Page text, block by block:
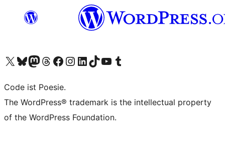
Das X-Konto (früher Twitter) von WordPress.org besuchen
Das Bluesky-Konto von WordPress.org besuchen
Das Mastodon-Konto von WordPress.org besuchen
Das Threads-Konto von WordPress.org besuchen
Die Facebook-Seite von WordPress.org besuchen
Das Instagram-Konto von WordPress.org besuchen
Das LinkedIn-Konto von WordPress.org besuchen
Das TikTok-Konto von WordPress.org besuchen
Den YouTube-Kanal von WordPress.org besuchen
Das Tumblr-Konto von WordPress.org besuchen
Code ist Poesie.
The WordPress® trademark is the intellectual property
of the WordPress Foundation.